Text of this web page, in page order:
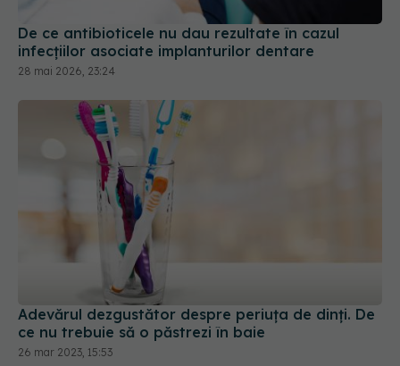
De ce antibioticele nu dau rezultate în cazul
infecțiilor asociate implanturilor dentare
28 mai 2026, 23:24
Adevărul dezgustător despre periuța de dinți. De
ce nu trebuie să o păstrezi în baie
26 mar 2023, 15:53